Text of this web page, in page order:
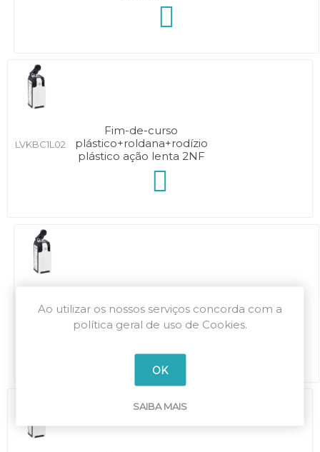
LVKBC1L02
Fim-de-curso
plástico+roldana+rodízio
plástico ação lenta 2NF
LVKBC1L20
plástico+roldana+rodízio
plástico ação lenta 2NA
Ao utilizar os nossos serviços concorda com a
política geral de uso de Cookies.
OK
SAIBA MAIS